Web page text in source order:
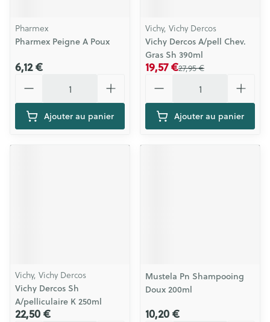
Pharmex
Pharmex Peigne A Poux
6,12 €
Ajouter au panier
Vichy, Vichy Dercos
Vichy Dercos A/pell Chev.
Gras Sh 390ml
27,95 €
19,57 €
Ajouter au panier
Vichy, Vichy Dercos
Vichy Dercos Sh
A/pelliculaire K 250ml
22,50 €
Mustela Pn Shampooing
Doux 200ml
10,20 €